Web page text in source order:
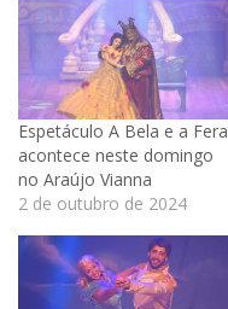
Espetáculo A Bela e a Fera
acontece neste domingo
no Araújo Vianna
2 de outubro de 2024